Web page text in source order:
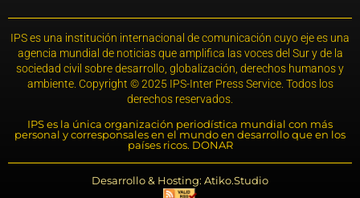
IPS es una institución internacional de comunicación cuyo eje es una
agencia mundial de noticias que amplifica las voces del Sur y de la
sociedad civil sobre desarrollo, globalización, derechos humanos y
ambiente. Copyright © 2025 IPS-Inter Press Service. Todos los
derechos reservados.
IPS es la única organización periodística mundial con más
personal y corresponsales en el mundo en desarrollo que en los
países ricos. DONAR
Desarrollo & Hosting: Atiko.Studio